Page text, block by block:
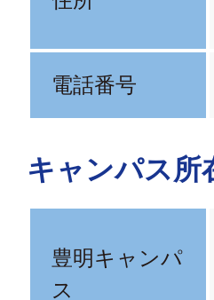
電話番号
キャンパス所
豊明キャンパ
ス